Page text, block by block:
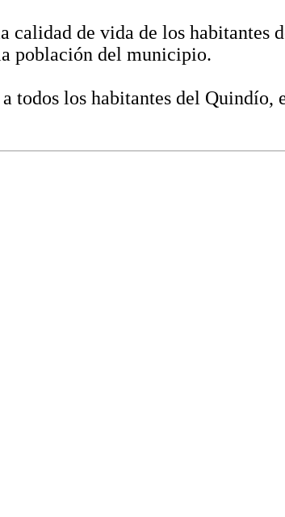
calidad de vida de los habitantes
población del municipio.
los habitantes del Quindío,